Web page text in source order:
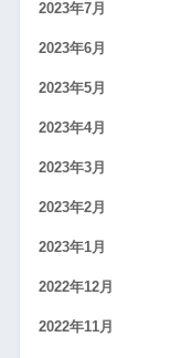
2023年7月
2023年6月
2023年5月
2023年4月
2023年3月
2023年2月
2023年1月
2022年12月
2022年11月